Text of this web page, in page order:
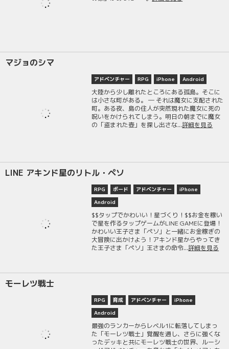
マジョのシマ
アドベンチャー RPG iPhone Android
大陸から少し離れたところにある孤島。そこに
は小さな町がある。 ― それは魔女に支配された
町。ある夜、島の住人が突然現れた魔女に死の
呪いをかけられてしまう。明日の朝までに魔女
の「盗まれた壺」を探し出さな...詳細を見る
LINE アキンド星のリトル・ペソ
RPG ボード アドベンチャー
iPhone
Android
$$タップでかわいい！星づくり！$$お金を稼い
で星を作るタップゲームがLINE GAMEに登場！
かわいい王子さま「ペソ」と一緒にお金稼ぎの
大冒険に出かけよう！アキンド星からやってき
た王子さま「ペソ」王さまの命令...詳細を見る
モーレツ戦士
RPG 育成 アドベンチャー
iPhone
Android
最強のランカーからレベル1に転落してしまっ
た「モーレツ戦士」覚醒を通し、さらに強くな
ったデッキと共にモーレツ戦士の世界、ルーシ